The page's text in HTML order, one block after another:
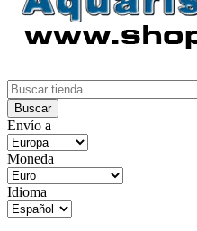
Envío a
Moneda
Idioma